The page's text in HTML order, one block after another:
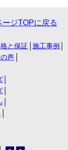
ージTOPに戻る
と保証
施工事例
声